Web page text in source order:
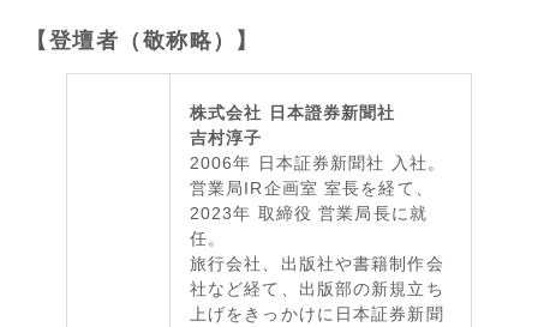
【登壇者（敬称略）】
株式会社 日本證券新聞社
吉村淳子
2006年 日本証券新聞社 入社。
営業局IR企画室 室長を経て、
2023年 取締役 営業局長に就
任。
旅行会社、出版社や書籍制作会
社など経て、出版部の新規立ち
上げをきっかけに日本証券新聞